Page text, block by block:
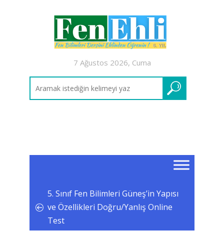
7 Ağustos 2026, Cuma
5. Sınıf Fen Bilimleri Güneş’in Yapısı
ve Özellikleri Doğru/Yanlış Online
Test